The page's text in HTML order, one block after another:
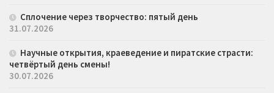
Сплочение через творчество: пятый день
31.07.2026
Научные открытия, краеведение и пиратские страсти:
четвёртый день смены!
30.07.2026